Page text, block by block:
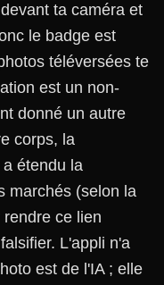
ta caméra et
le badge est
téléversées te
est un non-
donné un autre
corps, la
étendu la
marchés (selon la
rendre ce lien
L'appli n'a
est de l'IA ; elle